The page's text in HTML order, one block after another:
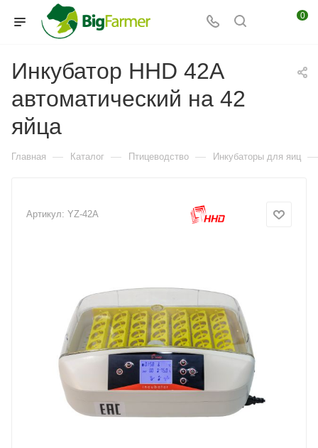
0
Инкубатор HHD 42A
автоматический на 42
яйца
Главная — Каталог — Птицеводство — Инкубаторы для яиц —
Артикул: YZ-42A